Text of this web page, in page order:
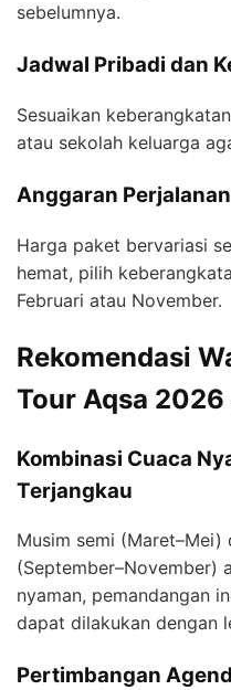
sebelumnya.
Jadwal Pribadi dan
Sesuaikan
atau sekolah keluarga
Anggaran
Harga paket bervariasi
hemat, pilih
Februari atau November.
Rekomendasi
Tour Aqsa
Kombinasi Cuaca
Terjangkau
Musim semi (Maret–Mei)
(September–November)
nyaman, pemandangan
dapat dilakukan dengan
Pertimbangan